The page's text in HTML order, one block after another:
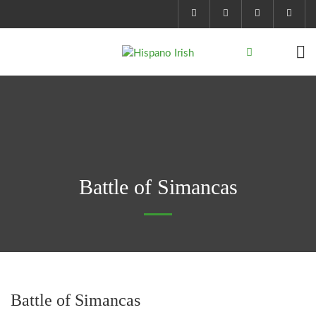
Battle of Simancas
Battle of Simancas